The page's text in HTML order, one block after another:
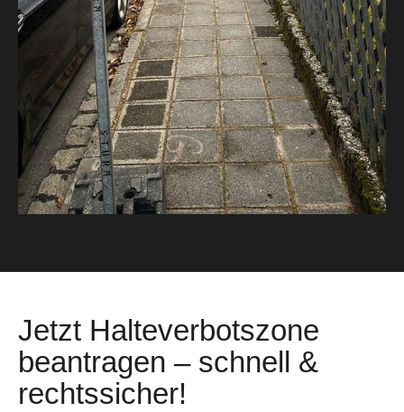
Jetzt Halteverbotszone
beantragen – schnell &
rechtssicher!